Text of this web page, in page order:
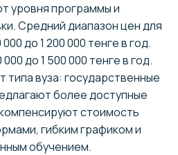
Экономика
IT
Право
Логистика
и
Экономика
Предпринимательство
Управление
уровня программы и
Средний диапазон цен для
до 1 200 000 тенге в год.
до 1 500 000 тенге в год.
типа вуза: государственные
более доступные
стоимость
гибким графиком и
обучением.